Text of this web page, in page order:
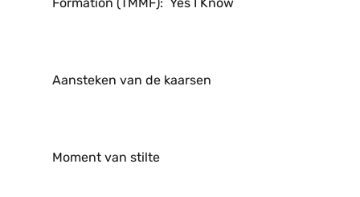
Formation (TMMF): Yes I Know
Aansteken van de kaarsen
Moment van stilte